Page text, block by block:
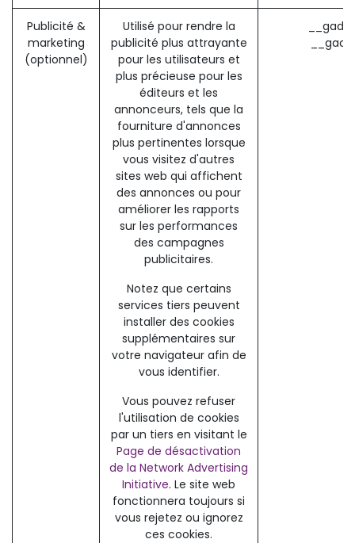
Publicité &
marketing
(optionnel)
Utilisé pour rendre la
publicité plus attrayante
pour les utilisateurs et
plus précieuse pour les
éditeurs et les
annonceurs, tels que la
fourniture d'annonces
plus pertinentes lorsque
vous visitez d'autres
sites web qui affichent
des annonces ou pour
améliorer les rapports
sur les performances
des campagnes
publicitaires.
Notez que certains
services tiers peuvent
installer des cookies
supplémentaires sur
votre navigateur afin de
vous identifier.
Vous pouvez refuser
l'utilisation de cookies
par un tiers en visitant le
Page de désactivation
de la Network Advertising
Initiative. Le site web
fonctionnera toujours si
vous rejetez ou ignorez
ces cookies.
__gac